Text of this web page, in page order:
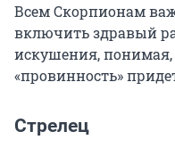
Всем Скорпионам
включить здравый
искушения,
«провинность»
Стрелец